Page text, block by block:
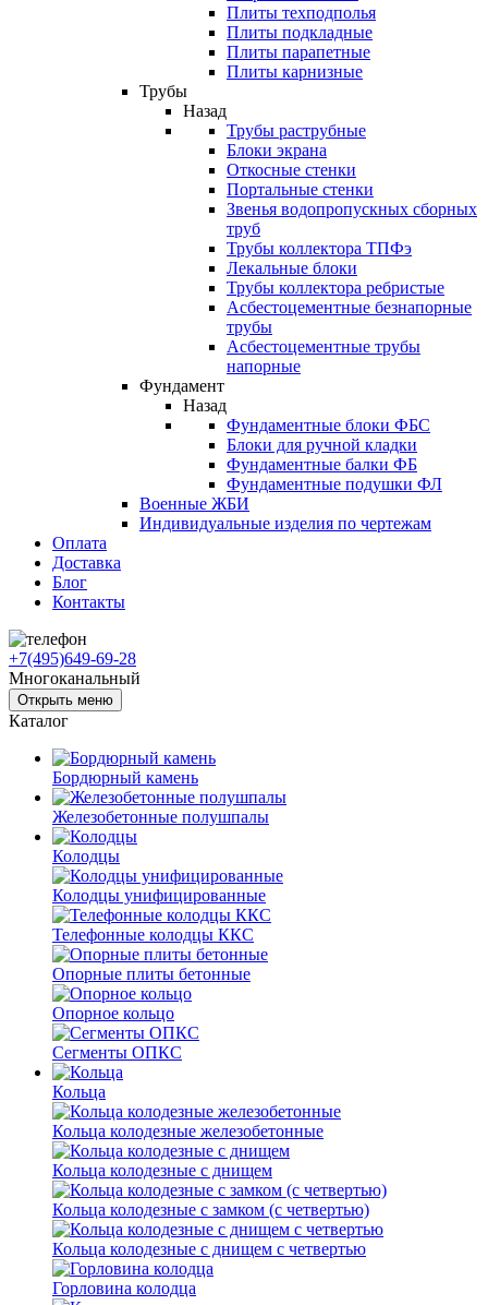
Плиты техподполья
Плиты подкладные
Плиты парапетные
Плиты карнизные
Трубы
Назад
Трубы раструбные
Блоки экрана
Откосные стенки
Портальные стенки
Звенья водопропускных сборных
труб
Трубы коллектора ТПФэ
Лекальные блоки
Трубы коллектора ребристые
Асбестоцементные безнапорные
трубы
Асбестоцементные трубы
напорные
Фундамент
Назад
Фундаментные блоки ФБС
Блоки для ручной кладки
Фундаментные балки ФБ
Фундаментные подушки ФЛ
Военные ЖБИ
Индивидуальные изделия по чертежам
Оплата
Доставка
Блог
Контакты
+7(495)649-69-28
Многоканальный
Открыть меню
Каталог
Бордюрный камень
Железобетонные полушпалы
Колодцы
Колодцы унифицированные
Телефонные колодцы ККС
Опорные плиты бетонные
Опорное кольцо
Сегменты ОПКС
Кольца
Кольца колодезные железобетонные
Кольца колодезные с днищем
Кольца колодезные с замком (с четвертью)
Кольца колодезные с днищем с четвертью
Горловина колодца